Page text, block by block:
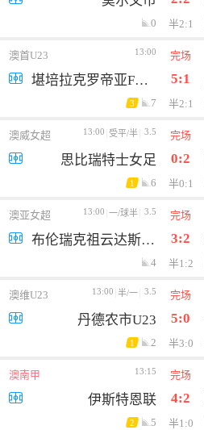
0 半2:1
澳首U23 13:00 完场
堪培拉克罗帝亚FCU23 5:1
3 7 半2:1
澳威女超 13:00 受平/半 3.5 完场
思比瑞特士女足 0:2
1 6 半0:1
澳亚女超 13:00 一/球半 3.5 完场
布伦瑞克祖云达斯女足 3:2
4 半1:2
澳维U23 13:00 半/一 3.5 完场
丹德农市U23 5:0
1 2 半3:0
澳南甲 13:15 完场
伊斯特恩联 4:2
2 5 半1:0